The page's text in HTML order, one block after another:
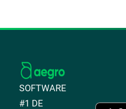
SOFTWARE
#1 DE